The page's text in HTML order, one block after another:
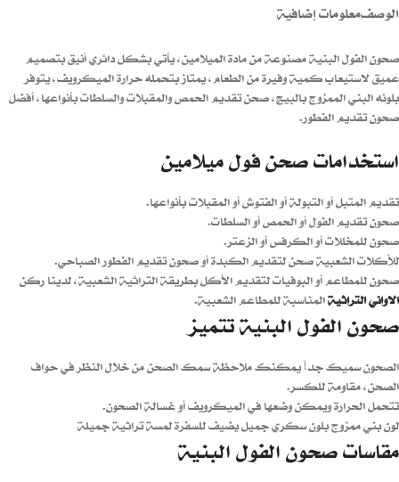
الوصفمعلومات إضافية
صحون الفول البنية مصنوعة من مادة الميلامين، يأتي بشكل دائري أنيق بتصميم
عميق لاستيعاب كمية وفيرة من الطعام، يمتاز بتحمله حرارة الميكرويف، يتوفر
بلونه البني الممزوج بالبيج، صحن تقديم الحمص والمقبلات والسلطات بأنواعها، أفضل
صحون تقديم الفطور.
استخدامات صحن فول ميلامين
تقديم المتبل أو التبولة أو الفتوش أو المقبلات بأنواعها.
صحون تقديم الفول أو الحمص أو السلطات.
صحون للمخللات أو الكرفس أو الزعتر.
للأكلات الشعبية صحن لتقديم الكبدة أو صحون تقديم الفطور الصباحي.
صحون للمطاعم أو البوفيات لتقديم الأكل بطريقة التراثية الشعبية، لدينا ركن
الاواني التراثيةالمناسبة للمطاعم الشعبية.
صحون الفول البنية تتميز
الصحون سميك جداً يمكنك ملاحظة سمك الصحن من خلال النظر في حواف
الصحن، مقاومة للكسر.
تتحمل الحرارة ويمكن وضعها في الميكرويف أو غسالة الصحون.
لون بني ممزوج بلون سكري جميل يضيف للسفرة لمسة تراثية جميلة
مقاسات صحون الفول البنية